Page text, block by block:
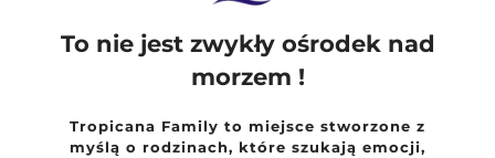
To nie jest zwykły ośrodek nad
morzem !
Tropicana Family to miejsce stworzone z
myślą o rodzinach, które szukają emocji,